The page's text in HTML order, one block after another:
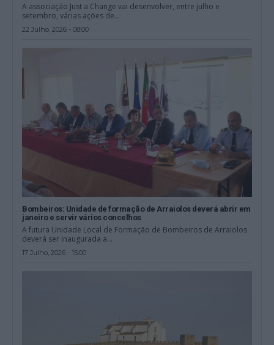
A associação Just a Change vai desenvolver, entre julho e
setembro, várias ações de...
22 Julho, 2026 - 08:00
Bombeiros: Unidade de formação de Arraiolos deverá abrir em
janeiro e servir vários concelhos
A futura Unidade Local de Formação de Bombeiros de Arraiolos
deverá ser inaugurada a...
17 Julho, 2026 - 15:00